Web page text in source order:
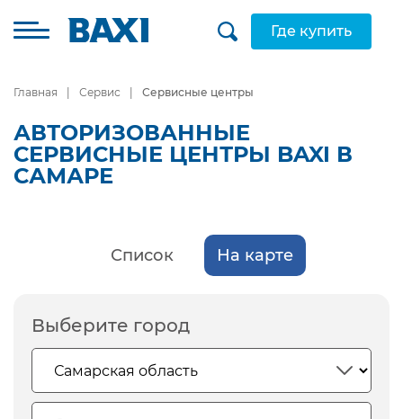
Где купить
Главная Сервис Сервисные центры
АВТОРИЗОВАННЫЕ
СЕРВИСНЫЕ ЦЕНТРЫ BAXI В
САМАРЕ
Список На карте
Выберите город